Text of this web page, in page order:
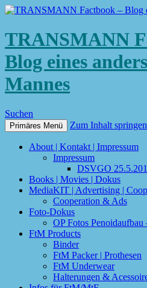
TRANSMANN
Blog eines
Mannes
Suchen
Primäres Menü Zum Inhalt springen
About | Kontakt | Impressum
Impressum
DSVGO
Books | Movies | Dokus
MediaKIT | Advertising |
Cooperation & Ads
Foto-Dokus
OP Fotos Penoidaufbau
FtM Products
Binder
FtM Packer | Prothesen
FtM Underwear
Halterungen &